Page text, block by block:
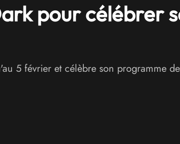
pour célébrer
5 février et célèbre son programme